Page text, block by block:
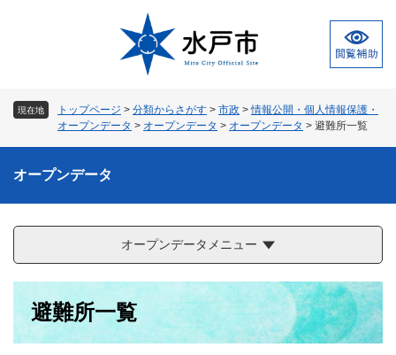
現在地 トップページ > 分類からさがす > 市政 >情報公開・個人情報保護・
オープンデータ > オープンデータ > オープンデータ > 避難所一覧
オープンデータ
オープンデータメニュー
避難所一覧